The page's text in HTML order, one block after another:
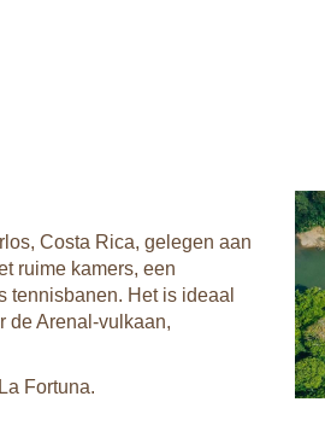
Costa Rica, gelegen aan
ruime kamers, een
tennisbanen. Het is ideaal
de Arenal-vulkaan,
Fortuna.